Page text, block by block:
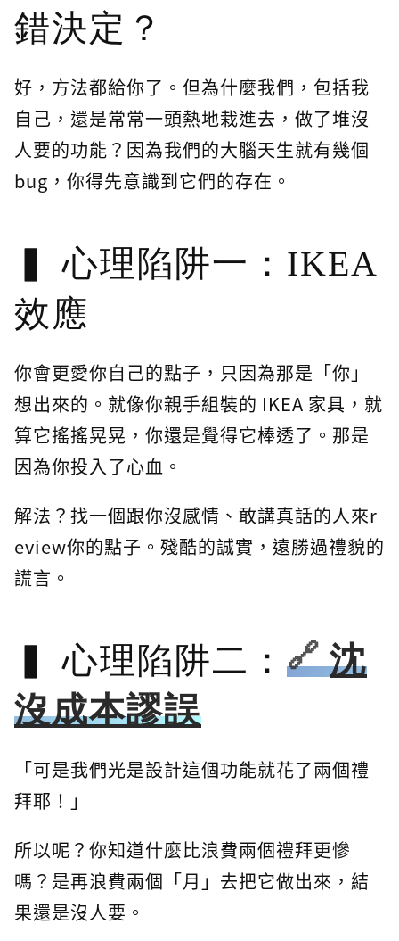
錯決定？
好，方法都給你了。但為什麼我們，包括我
自己，還是常常一頭熱地栽進去，做了堆沒
人要的功能？因為我們的大腦天生就有幾個
bug，你得先意識到它們的存在。
心理陷阱一：IKEA
效應
你會更愛你自己的點子，只因為那是「你」
想出來的。就像你親手組裝的 IKEA 家具，就
算它搖搖晃晃，你還是覺得它棒透了。那是
因為你投入了心血。
解法？找一個跟你沒感情、敢講真話的人來r
eview你的點子。殘酷的誠實，遠勝過禮貌的
謊言。
心理陷阱二：
沈
沒成本謬誤
「可是我們光是設計這個功能就花了兩個禮
拜耶！」
所以呢？你知道什麼比浪費兩個禮拜更慘
嗎？是再浪費兩個「月」去把它做出來，結
果還是沒人要。